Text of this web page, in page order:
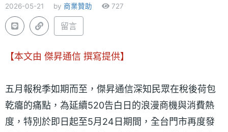
2026-05-21 by 商業贊助 727
留言
【本文由 傑昇通信 撰寫提供】
五月報稅季如期而至，傑昇通信深知民眾在稅後荷包
乾癟的痛點，為延續520告白日的浪漫商機與消費熱
度，特別於即日起至5月24日期間，全台門市再度發